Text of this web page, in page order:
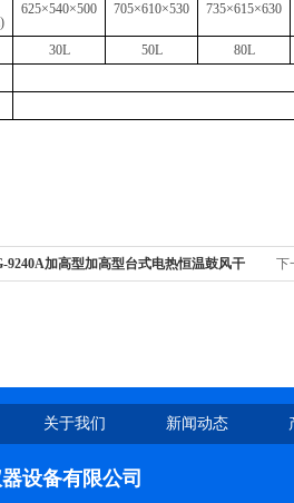
625×540×500 705×610×530 735×615×630
30L 50L 80L
9240A加高型加高型台式电热恒温鼓风干 下
关于我们 新闻动态
设备有限公司